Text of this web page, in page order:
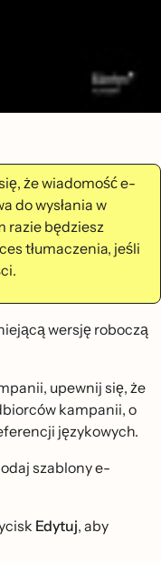
że wiadomość e-
do wysłania w
razie będziesz
tłumaczenia, jeśli
wersję roboczą
upewnij się, że
kampanii, o
językowych.
szablony e-
Edytuj, aby